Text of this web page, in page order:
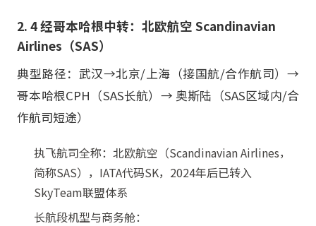
2. 4 经哥本哈根中转：北欧航空 Scandinavian
Airlines（SAS）
典型路径：武汉→北京/上海（接国航/合作航司）→
哥本哈根CPH（SAS长航）→ 奥斯陆（SAS区域内/合
作航司短途）
执飞航司全称：北欧航空（Scandinavian Airlines，
简称SAS），IATA代码SK，2024年后已转入
SkyTeam联盟体系
长航段机型与商务舱：